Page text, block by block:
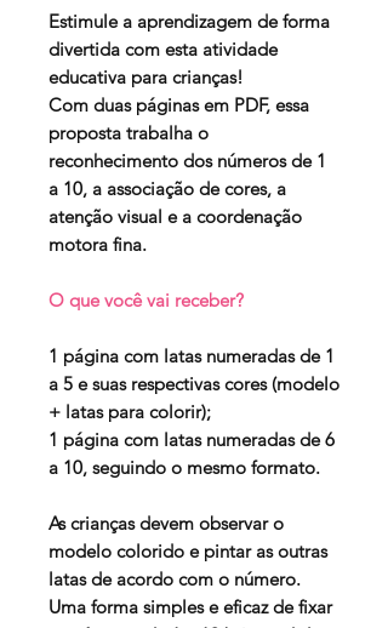
Estimule a aprendizagem de forma
divertida com esta atividade
educativa para crianças!
Com duas páginas em PDF, essa
proposta trabalha o
reconhecimento dos números de 1
a 10, a associação de cores, a
atenção visual e a coordenação
motora fina.
O que você vai receber?
1 página com latas numeradas de 1
a 5 e suas respectivas cores (modelo
+ latas para colorir);
1 página com latas numeradas de 6
a 10, seguindo o mesmo formato.
As crianças devem observar o
modelo colorido e pintar as outras
latas de acordo com o número.
Uma forma simples e eficaz de fixar